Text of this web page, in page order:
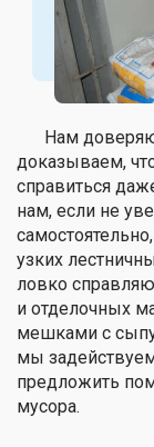
Нам
доказываем,
справиться
нам, если не
узких
ловко
и отделочных
мешками с
мы
предложить
мусора.